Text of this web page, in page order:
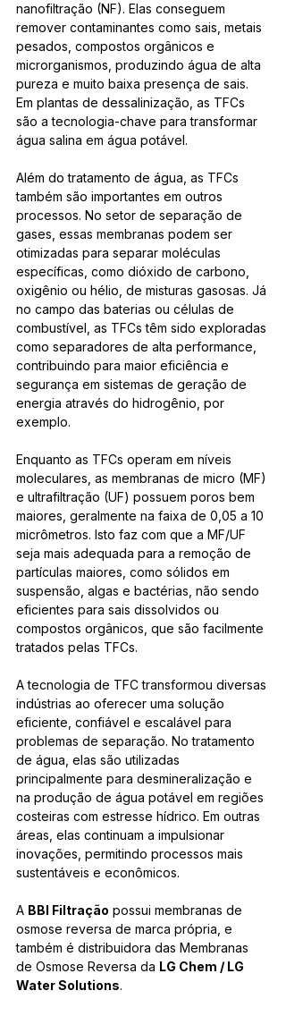
nanofiltração (NF). Elas conseguem
remover contaminantes como sais, metais
pesados, compostos orgânicos e
microrganismos, produzindo água de alta
pureza e muito baixa presença de sais.
Em plantas de dessalinização, as TFCs
são a tecnologia-chave para transformar
água salina em água potável.
Além do tratamento de água, as TFCs
também são importantes em outros
processos. No setor de separação de
gases, essas membranas podem ser
otimizadas para separar moléculas
específicas, como dióxido de carbono,
oxigênio ou hélio, de misturas gasosas. Já
no campo das baterias ou células de
combustível, as TFCs têm sido exploradas
como separadores de alta performance,
contribuindo para maior eficiência e
segurança em sistemas de geração de
energia através do hidrogênio, por
exemplo.
Enquanto as TFCs operam em níveis
moleculares, as membranas de micro (MF)
e ultrafiltração (UF) possuem poros bem
maiores, geralmente na faixa de 0,05 a 10
micrômetros. Isto faz com que a MF/UF
seja mais adequada para a remoção de
partículas maiores, como sólidos em
suspensão, algas e bactérias, não sendo
eficientes para sais dissolvidos ou
compostos orgânicos, que são facilmente
tratados pelas TFCs.
A tecnologia de TFC transformou diversas
indústrias ao oferecer uma solução
eficiente, confiável e escalável para
problemas de separação. No tratamento
de água, elas são utilizadas
principalmente para desmineralização e
na produção de água potável em regiões
costeiras com estresse hídrico. Em outras
áreas, elas continuam a impulsionar
inovações, permitindo processos mais
sustentáveis e econômicos.
A BBI Filtração possui membranas de
osmose reversa de marca própria, e
também é distribuidora das Membranas
de Osmose Reversa da LG Chem / LG
Water Solutions.